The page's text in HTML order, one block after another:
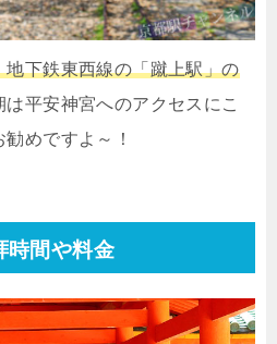
下鉄東西線の「蹴上駅」の
平安神宮へのアクセスにこ
めですよ～！
間や料金